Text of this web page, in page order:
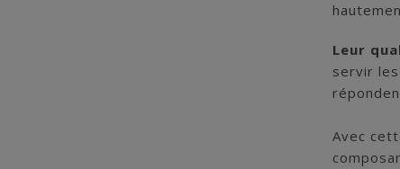
Leur
servir
Avec